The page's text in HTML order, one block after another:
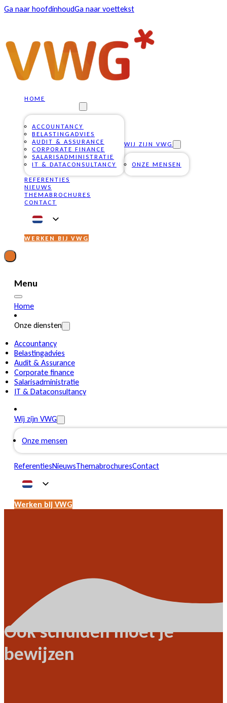
Ga naar hoofdinhoudGa naar voettekst
HOME
ACCOUNTANCY
BELASTINGADVIES
AUDIT & ASSURANCE
CORPORATE FINANCE
SALARISADMINISTRATIE
IT & DATACONSULTANCY
WIJ ZIJN VWG
ONZE MENSEN
REFERENTIES
NIEUWS
THEMABROCHURES
CONTACT
WERKEN BIJ VWG
Menu
Home
Onze diensten
Accountancy
Belastingadvies
Audit & Assurance
Corporate finance
Salarisadministratie
IT & Dataconsultancy
Wij zijn VWG
Onze mensen
ReferentiesNieuwsThemabrochuresContact
Werken bij VWG
Ook schulden moet je
bewijzen